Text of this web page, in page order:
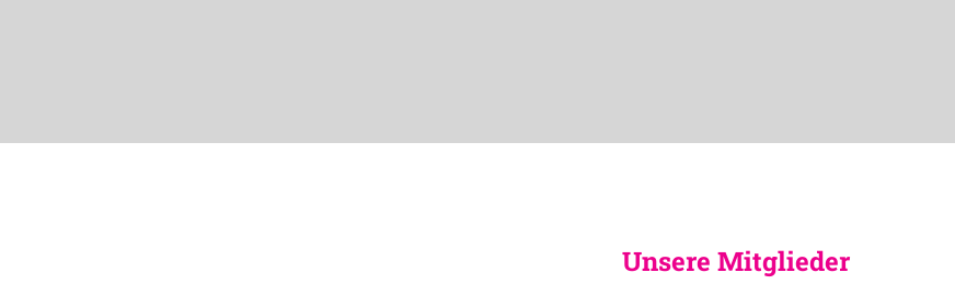
Unsere Mitglieder